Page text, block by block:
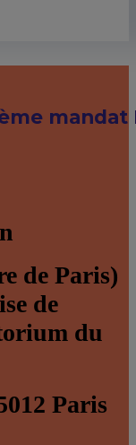
mandat
de Paris)
de
du
Paris